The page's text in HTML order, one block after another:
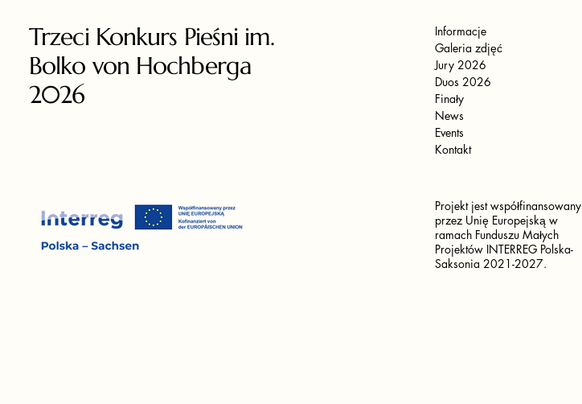
Trzeci Konkurs Pieśni im.
Bolko von Hochberga
2026
Informacje
Galeria zdjęć
Jury 2026
Duos 2026
Finały
News
Events
Kontakt
Projekt jest współfinansowany
przez Unię Europejską w
ramach Funduszu Małych
Projektów INTERREG Polska-
Saksonia 2021-2027.